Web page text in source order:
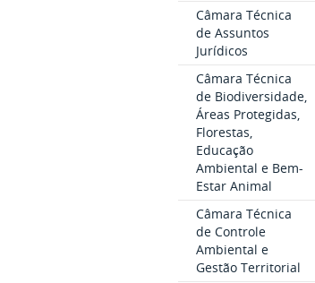
Câmara Técnica
de Assuntos
Jurídicos
Câmara Técnica
de Biodiversidade,
Áreas Protegidas,
Florestas,
Educação
Ambiental e Bem-
Estar Animal
Câmara Técnica
de Controle
Ambiental e
Gestão Territorial